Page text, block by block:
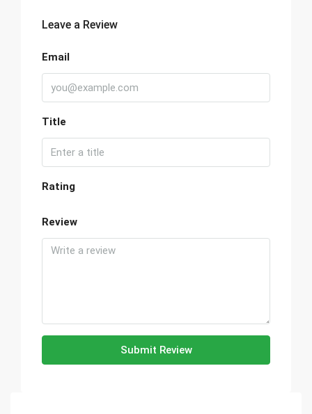
Leave a Review
Email
Title
Rating
Review
Submit Review